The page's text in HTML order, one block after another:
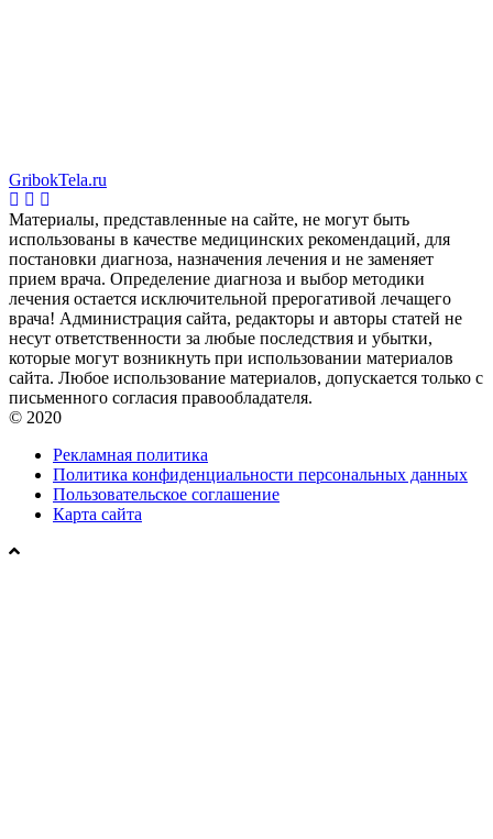
GribokTela.ru
Материалы, представленные на сайте, не могут быть
использованы в качестве медицинских рекомендаций, для
постановки диагноза, назначения лечения и не заменяет
прием врача. Определение диагноза и выбор методики
лечения остается исключительной прерогативой лечащего
врача! Администрация сайта, редакторы и авторы статей не
несут ответственности за любые последствия и убытки,
которые могут возникнуть при использовании материалов
сайта. Любое использование материалов, допускается только с
письменного согласия правообладателя.
© 2020
Рекламная политика
Политика конфиденциальности персональных данных
Пользовательское соглашение
Карта сайта